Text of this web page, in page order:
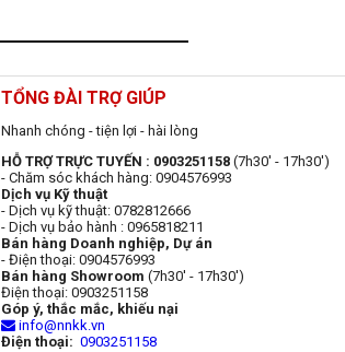
TỔNG ĐÀI TRỢ GIÚP
Nhanh chóng - tiện lợi - hài lòng
HỖ TRỢ TRỰC TUYẾN : 0903251158 (7h30' - 17h30')
- Chăm sóc khách hàng: 0904576993
Dịch vụ Kỹ thuật
- Dịch vụ kỹ thuật: 0782812666
- Dịch vụ bảo hành : 0965818211
Bán hàng Doanh nghiệp, Dự án
- Điện thoại: 0904576993
Bán hàng Showroom (7h30' - 17h30')
Điện thoại: 0903251158
Góp ý, thắc mắc, khiếu nại
info@nnkk.vn
Điện thoại: 0903251158